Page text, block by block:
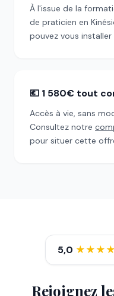
À l'issue de la
de praticien en
pouvez vous
💶 1 580€ tout
Accès à vie, sans
Consultez notre
pour situer cette
5,0
Rejoignez